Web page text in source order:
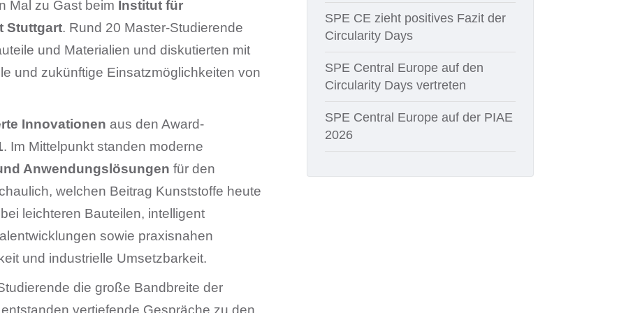
Mal zu Gast beim Institut für
Stuttgart. Rund 20 Master-Studierende
und Materialien und diskutierten mit
und zukünftige Einsatzmöglichkeiten von
Innovationen aus den Award-
. Im Mittelpunkt standen moderne
Anwendungslösungen für den
welchen Beitrag Kunststoffe heute
leichteren Bauteilen, intelligent
sowie praxisnahen
und industrielle Umsetzbarkeit.
die große Bandbreite der
vertiefende Gespräche zu den
SPE CE zieht positives Fazit der
Circularity Days
SPE Central Europe auf den
Circularity Days vertreten
SPE Central Europe auf der PIAE
2026